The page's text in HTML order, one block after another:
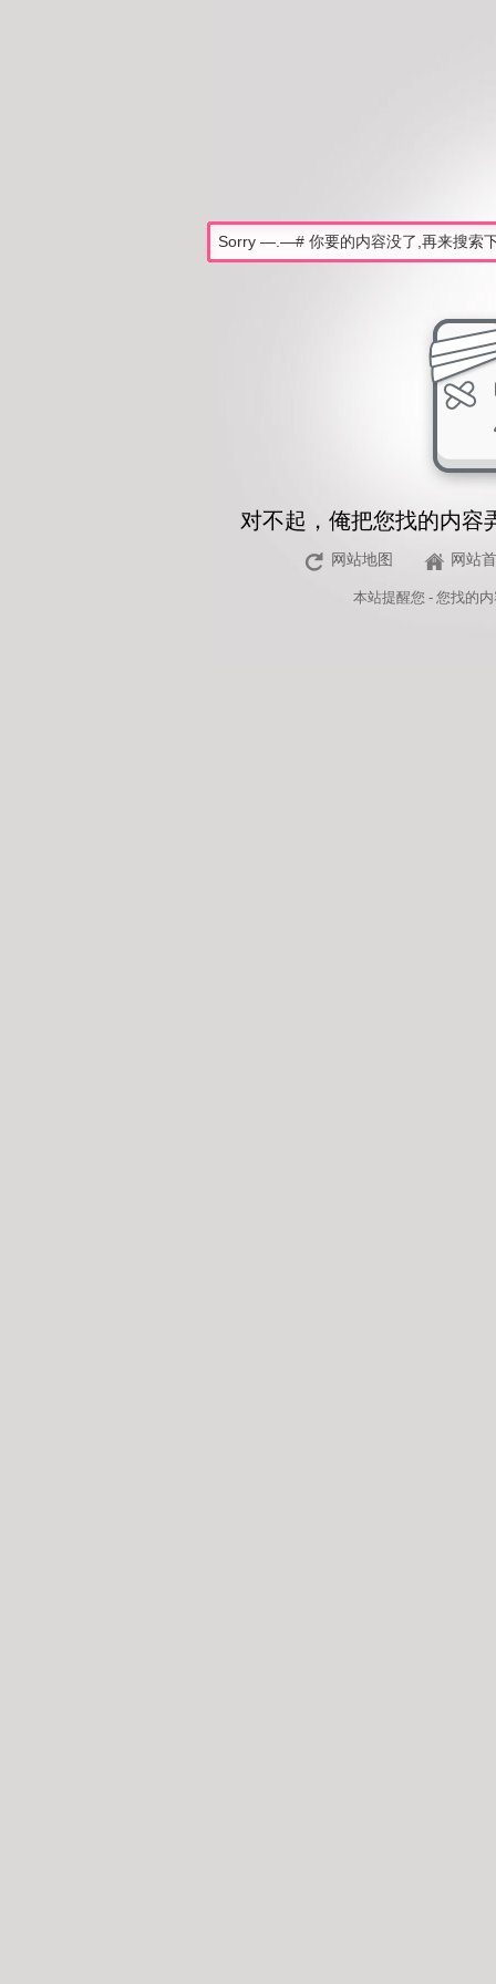
对不起，俺把您找的内容
网站地图 网站
本站提醒您 - 您找的